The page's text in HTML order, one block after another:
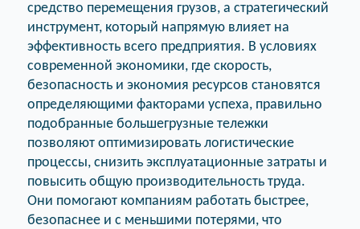
средство перемещения грузов, а стратегический
инструмент, который напрямую влияет на
эффективность всего предприятия. В условиях
современной экономики, где скорость,
безопасность и экономия ресурсов становятся
определяющими факторами успеха, правильно
подобранные большегрузные тележки
позволяют оптимизировать логистические
процессы, снизить эксплуатационные затраты и
повысить общую производительность труда.
Они помогают компаниям работать быстрее,
безопаснее и с меньшими потерями, что